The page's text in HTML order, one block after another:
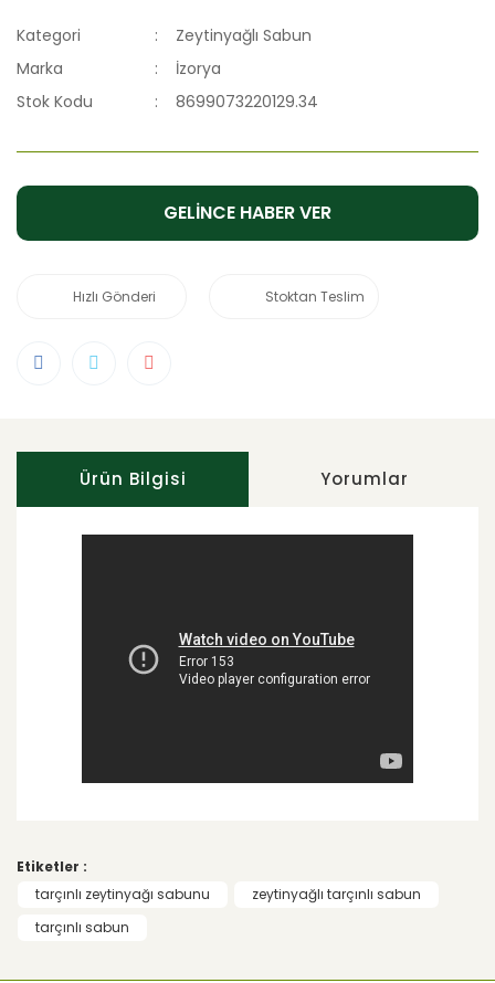
Kategori
Zeytinyağlı Sabun
Marka
İzorya
Stok Kodu
8699073220129.34
GELİNCE HABER VER
Hızlı Gönderi Stoktan Teslim
Ürün Bilgisi Yorumlar
Yorum Yaz
kullanarak tarafımıza iletebilirsiniz.
Görüş ve önerileriniz için teşekkür ederiz.
Etiketler :
tarçınlı zeytinyağı sabunu
zeytinyağlı tarçınlı sabun
tarçınlı sabun